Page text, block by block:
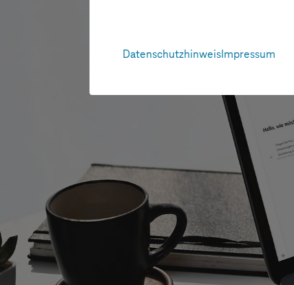
DatenschutzhinweisImpressum